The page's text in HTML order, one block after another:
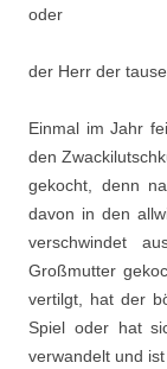
oder
der Herr der
Einmal im Jahr
den
gekocht, denn
davon in den
verschwindet
Großmutter
vertilgt, hat der
Spiel oder hat
verwandelt und